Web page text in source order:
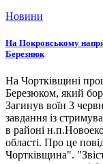
Новини
На Покровському
Березнюк
На Чортківщині
Березюком, який
Загинув воїн 3
завдання із
в районі
області. Про це
Чортківщина".